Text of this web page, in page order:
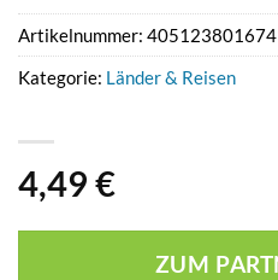
4,49 €
ZUM
Artikelnummer:
Kategorie: Länder & Reisen